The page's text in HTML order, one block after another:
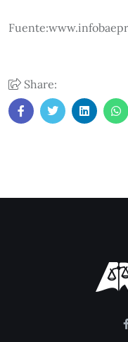
Share: